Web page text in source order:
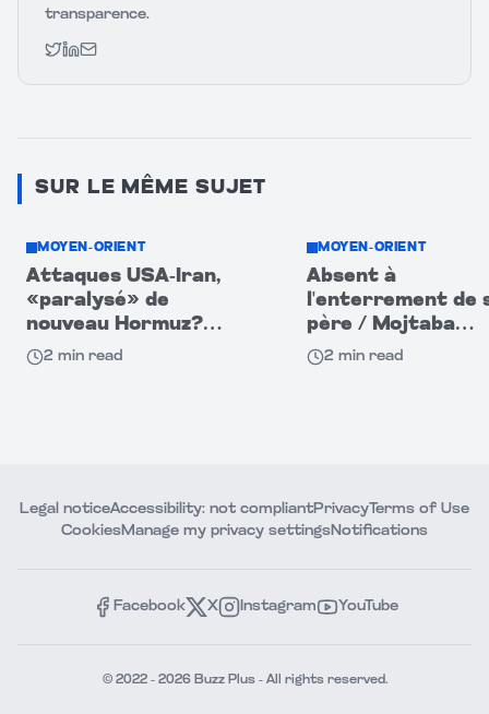
transparence.
SUR LE MÊME SUJET
MOYEN-ORIENT
Attaques USA-Iran,
«paralysé» de
nouveau Hormuz?
CNBC : navires
passent dans
2 min read
MOYEN-ORIENT
Absent à
l'enterrement de
père / Mojtaba
Khamenei disparu,
grandes foules à
2 min read
Legal noticeAccessibility: not compliantPrivacyTerms of Use
CookiesManage my privacy settingsNotifications
Facebook X Instagram YouTube
© 2022 - 2026 Buzz Plus - All rights reserved.